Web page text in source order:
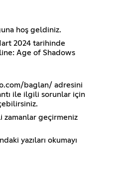
hoş geldiniz.
2024 tarihinde
Age of Shadows
baglan/ adresini
ile ilgili sorunlar için
zamanlar geçirmeniz
yazıları okumayı